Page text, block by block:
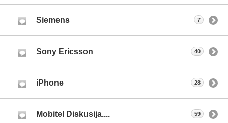
Siemens 7
Sony Ericsson 40
iPhone 28
Mobitel Diskusija.... 59